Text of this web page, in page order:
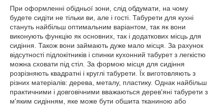
При оформленні обідньої зони, слід обдумати, на чому
будете сидіти не тільки ви, але і гості. Табурети для кухні
стануть найбільш оптимальним варіантом, так як вони
виконують функцію як основних, так і додаткових місць для
сидіння. Також вони займають дуже мало місця. За рахунок
відсутності підлокітників і спинки кухонний табурет з легкістю
можна сховати під стіл. За формою місця для сидіння
розрізняють квадратні і круглі табурети. Їх виготовляють з
різних матеріалів: дерева, металу, пластику. Однак найбільш
практичними і довговічними вважаються дерев'яні табурети з
м'яким сидінням, яке може бути обшита тканиною або